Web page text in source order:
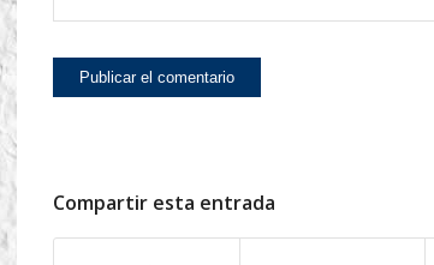
Compartir esta entrada